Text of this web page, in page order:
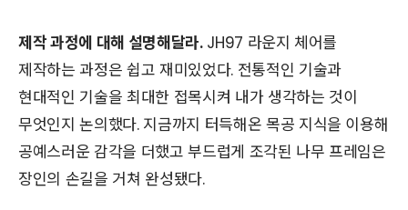
제작 과정에 대해 설명해달라.JH97 라운지 체어를
제작하는 과정은 쉽고 재미있었다. 전통적인 기술과
현대적인 기술을 최대한 접목시켜 내가 생각하는 것이
무엇인지 논의했다. 지금까지 터득해온 목공 지식을 이용해
공예스러운 감각을 더했고 부드럽게 조각된 나무 프레임은
장인의 손길을 거쳐 완성됐다.